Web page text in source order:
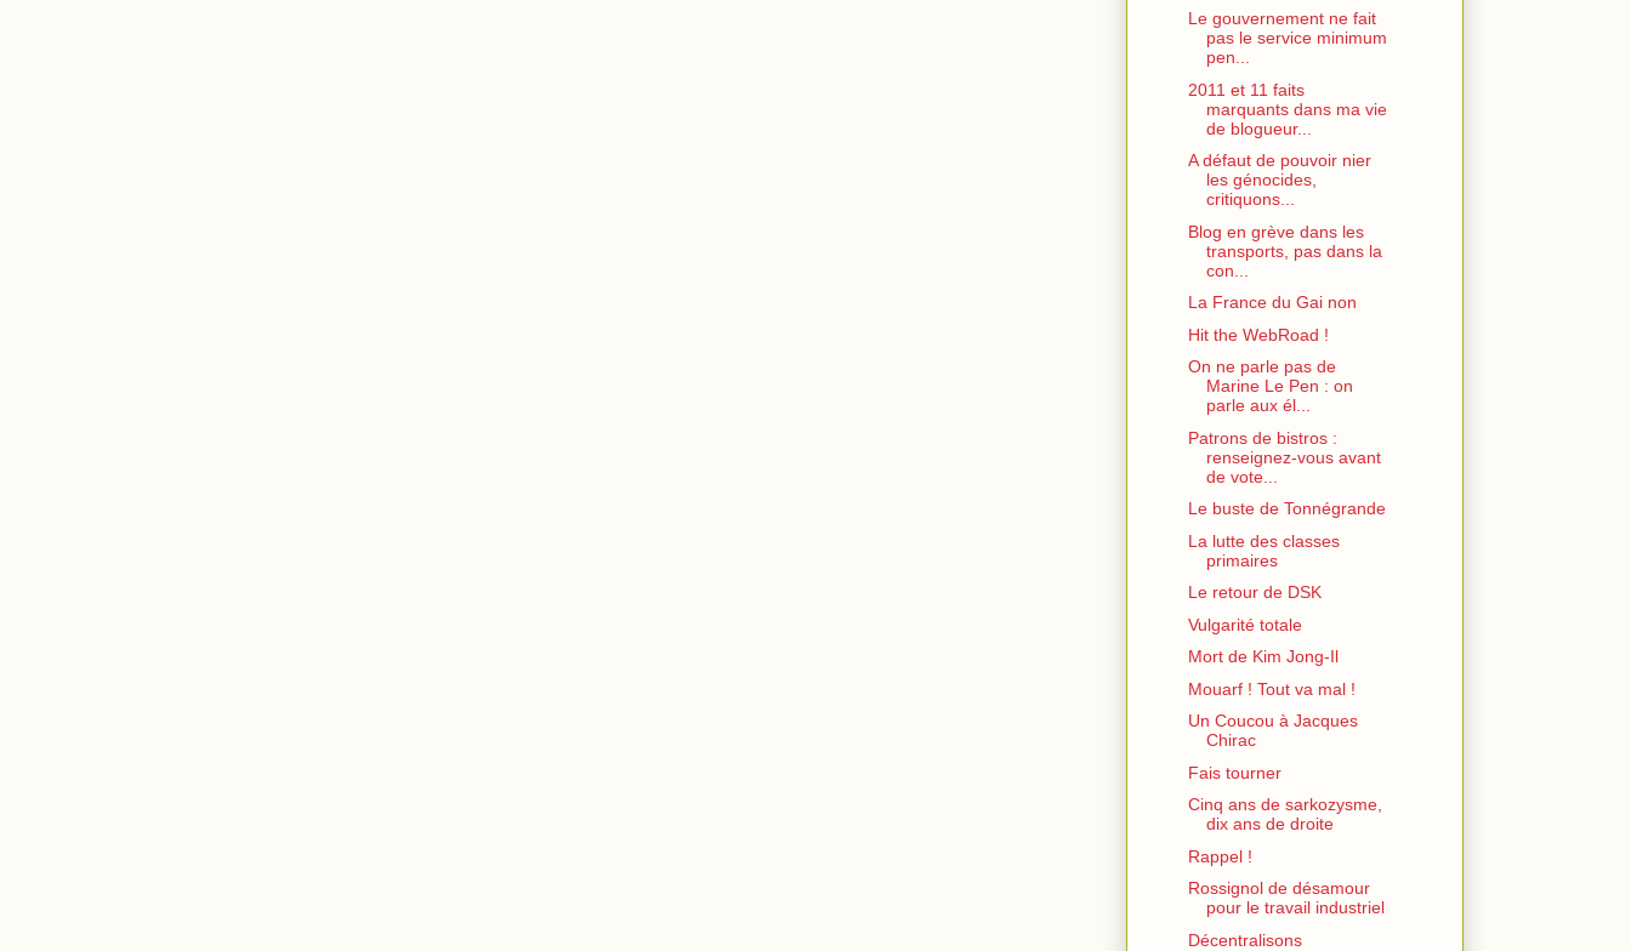
Le gouvernement ne fait
pas le service minimum
pen...
2011 et 11 faits
marquants dans ma vie
de blogueur...
A défaut de pouvoir nier
les génocides,
critiquons...
Blog en grève dans les
transports, pas dans la
con...
La France du Gai non
Hit the WebRoad !
On ne parle pas de
Marine Le Pen : on
parle aux él...
Patrons de bistros :
renseignez-vous avant
de vote...
Le buste de Tonnégrande
La lutte des classes
primaires
Le retour de DSK
Vulgarité totale
Mort de Kim Jong-Il
Mouarf ! Tout va mal !
Un Coucou à Jacques
Chirac
Fais tourner
Cinq ans de sarkozysme,
dix ans de droite
Rappel !
Rossignol de désamour
pour le travail industriel
Décentralisons